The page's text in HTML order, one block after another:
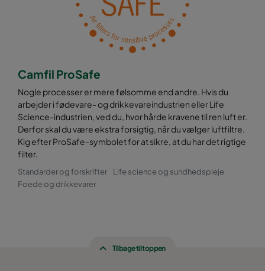
Camfil ProSafe
Nogle processer er mere følsomme end andre. Hvis du
arbejder i fødevare- og drikkevareindustrien eller Life
Science-industrien, ved du, hvor hårde kravene til ren luft er.
Derfor skal du være ekstra forsigtig, når du vælger luftfiltre.
Kig efter ProSafe-symbolet for at sikre, at du har det rigtige
filter.
Standarder og forskrifter
Life science og sundhedspleje
Foede og drikkevarer
Tilbage til toppen